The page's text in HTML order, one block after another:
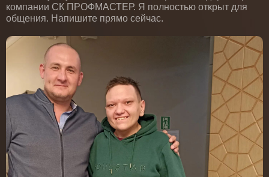
компании СК ПРОФМАСТЕР. Я полностью открыт для
общения. Напишите прямо сейчас.